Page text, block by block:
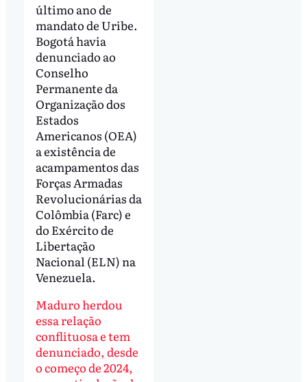
último ano de
mandato de Uribe.
Bogotá havia
denunciado ao
Conselho
Permanente da
Organização dos
Estados
Americanos (OEA)
a existência de
acampamentos das
Forças Armadas
Revolucionárias da
Colômbia (Farc) e
do Exército de
Libertação
Nacional (ELN) na
Venezuela.
Maduro herdou
essa relação
conflituosa e tem
denunciado, desde
o começo de 2024,